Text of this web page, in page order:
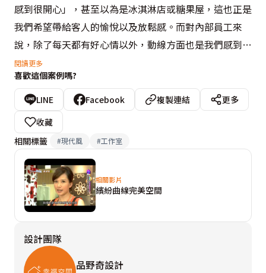
感到很開心」，甚至以為是冰淇淋店或糖果屋，這也正是
我們希望帶給客人的愉悅以及放鬆感。而對內部員工來
說，除了每天都有好心情以外，動線方面也是我們感到最
滿意的，例如醫生與護士進入診療室，都給予絕對的隱私
與方便，透過設計師特殊的動線巧思，讓診療流程的銜接
更加便利了。
閱讀更多
喜歡這個案例嗎?
LINE Facebook 複製連結
更多
收藏
相關標籤
#現代風 #工作室
相關影片
繽紛曲線完美空間
設計團隊
品野奇設計